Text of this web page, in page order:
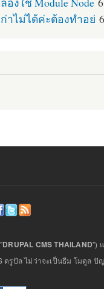
ก่าไม่ได้ค่ะต้องทำอย่
DRUPAL CMS THAILAND")
ดรูปัล ไม่ว่าจะเป็นธีม โมดูล ปั